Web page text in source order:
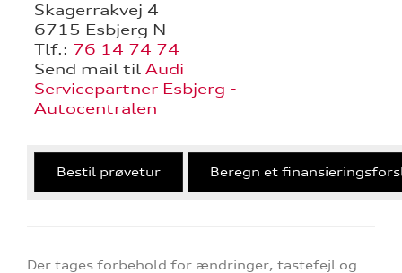
Skagerrakvej 4
6715 Esbjerg N
Tlf.: 76 14 74 74
Send mail til Audi
Servicepartner Esbjerg -
Autocentralen
Bestil prøvetur Beregn et
Der tages forbehold for ændringer, tastefejl og